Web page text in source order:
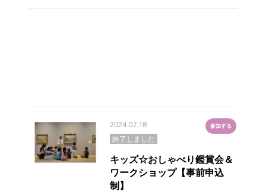
2024.07.18 参加する
終了しました
キッズ☆おしゃべり鑑賞会＆
ワークショップ【事前申込
制】